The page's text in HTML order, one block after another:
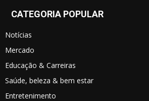
CATEGORIA POPULAR
Notícias
Mercado
Educação & Carreiras
Saúde, beleza & bem estar
Entretenimento